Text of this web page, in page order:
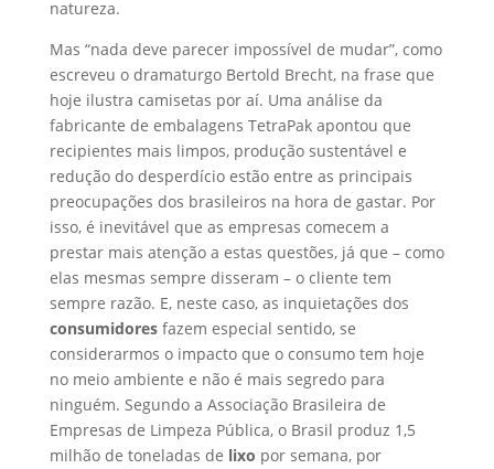
natureza.
Mas “nada deve parecer impossível de mudar”, como
escreveu o dramaturgo Bertold Brecht, na frase que
hoje ilustra camisetas por aí. Uma análise da
fabricante de embalagens TetraPak apontou que
recipientes mais limpos, produção sustentável e
redução do desperdício estão entre as principais
preocupações dos brasileiros na hora de gastar. Por
isso, é inevitável que as empresas comecem a
prestar mais atenção a estas questões, já que – como
elas mesmas sempre disseram – o cliente tem
sempre razão. E, neste caso, as inquietações dos
consumidoresfazem especial sentido, se
considerarmos o impacto que o consumo tem hoje
no meio ambiente e não é mais segredo para
ninguém. Segundo a Associação Brasileira de
Empresas de Limpeza Pública, o Brasil produz 1,5
milhão de toneladas de lixo por semana, por